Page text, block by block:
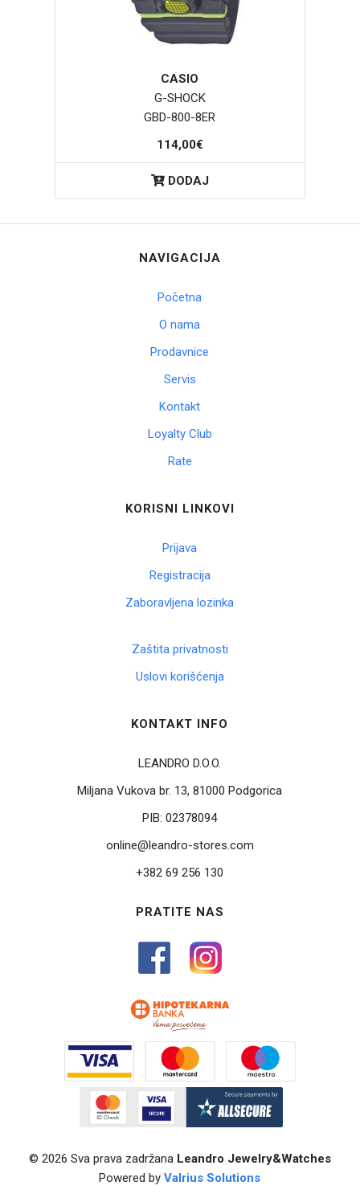
CASIO
G-SHOCK
GBD-800-8ER
114,00€
DODAJ
NAVIGACIJA
Početna
O nama
Prodavnice
Servis
Kontakt
Loyalty Club
Rate
KORISNI LINKOVI
Prijava
Registracija
Zaboravljena lozinka
Zaštita privatnosti
Uslovi korišćenja
KONTAKT INFO
LEANDRO D.O.O.
Miljana Vukova br. 13, 81000 Podgorica
PIB:02378094
online@leandro-stores.com
+382 69 256 130
PRATITE NAS
© 2026 Sva prava zadržana Leandro Jewelry&Watches
Powered byValrius Solutions